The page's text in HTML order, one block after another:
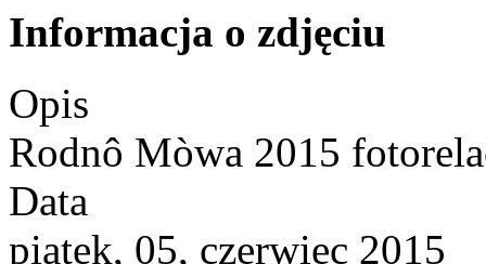
Informacja o zdjęciu
Opis
Rodnô Mòwa 2015
Data
piątek, 05, czerwiec 2015